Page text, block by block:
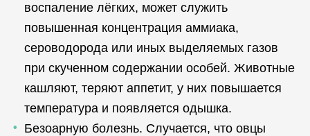
воспаление лёгких, может служить
повышенная концентрация аммиака,
сероводорода или иных выделяемых газов
при скученном содержании особей. Животные
кашляют, теряют аппетит, у них повышается
температура и появляется одышка.
Безоарную болезнь. Случается, что овцы